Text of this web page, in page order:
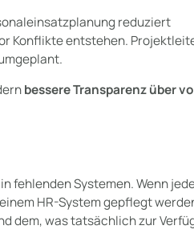
reduziert
Konflikte entstehen.
bessere Transparenz über
fehlenden Systemen. Wenn
HR-System gepflegt
dem, was tatsächlich zur